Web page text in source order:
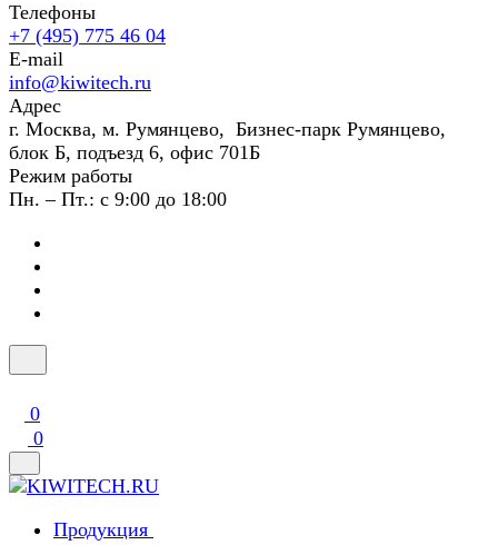
Телефоны
+7 (495) 775 46 04
E-mail
info@kiwitech.ru
Адрес
г. Москва, м. Румянцево, Бизнес-парк Румянцево,
блок Б, подъезд 6, офис 701Б
Режим работы
Пн. – Пт.: с 9:00 до 18:00
0
0
Продукция